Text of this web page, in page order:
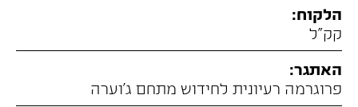
הלקוח:
קק"ל
האתגר:
פרוגרמה רעיונית לחידוש מתחם ג'וערה